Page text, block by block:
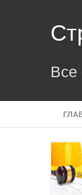
Все